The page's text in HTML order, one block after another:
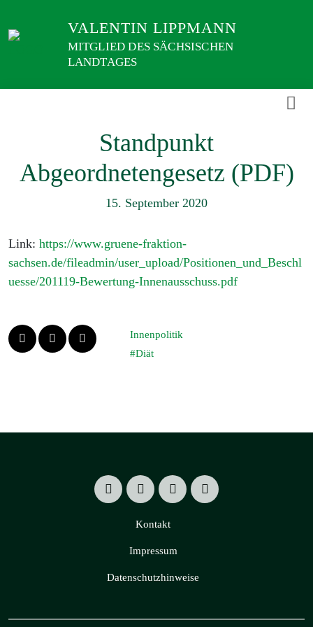
zum
VALENTIN LIPPMANN
MITGLIED DES SÄCHSISCHEN
LANDTAGES
Standpunkt
Abgeordnetengesetz (PDF)
15. September 2020
Link: https://www.gruene-fraktion-
sachsen.de/fileadmin/user_upload/Positionen_und_Beschl
uesse/201119-Bewertung-Innenausschuss.pdf
Innenpolitik
Diät
Kontakt
Impressum
Datenschutzhinweise